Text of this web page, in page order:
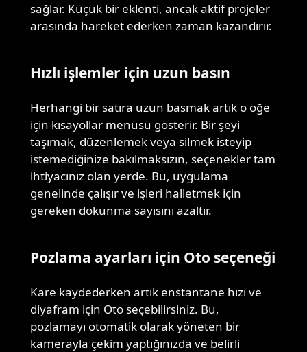
sağlar. Küçük bir eklenti, ancak aktif projeler
arasında hareket ederken zaman kazandırır.
Hızlı işlemler için uzun basın
Herhangi bir satıra uzun basmak artık o öğe
için kısayollar menüsü gösterir. Bir şeyi
taşımak, düzenlemek veya silmek isteyip
istemediğinize bakılmaksızın, seçenekler tam
ihtiyacınız olan yerde. Bu, uygulama
genelinde çalışır ve işleri halletmek için
gereken dokunma sayısını azaltır.
Pozlama ayarları için Oto seçeneği
Kare kaydederken artık enstantane hızı ve
diyafram için Oto seçebilirsiniz. Bu,
pozlamayı otomatik olarak yöneten bir
kamerayla çekim yaptığınızda ve belirli